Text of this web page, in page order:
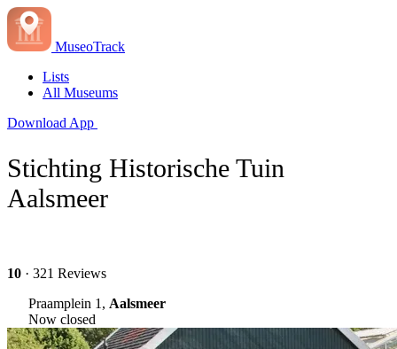
MuseoTrack
Lists
All Museums
Download App
Stichting Historische Tuin
Aalsmeer‎
10 · 321 Reviews
Praamplein 1, Aalsmeer
Now closed